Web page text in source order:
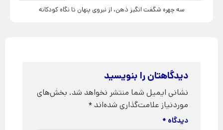
سه چهره شگفت انگیز ذهن، از نیروی پنهان تا نگاه کودکانه
دیدگاهتان را بنویسید
نشانی ایمیل شما منتشر نخواهد شد. بخش‌های
موردنیاز علامت‌گذاری شده‌اند*
دیدگاه *